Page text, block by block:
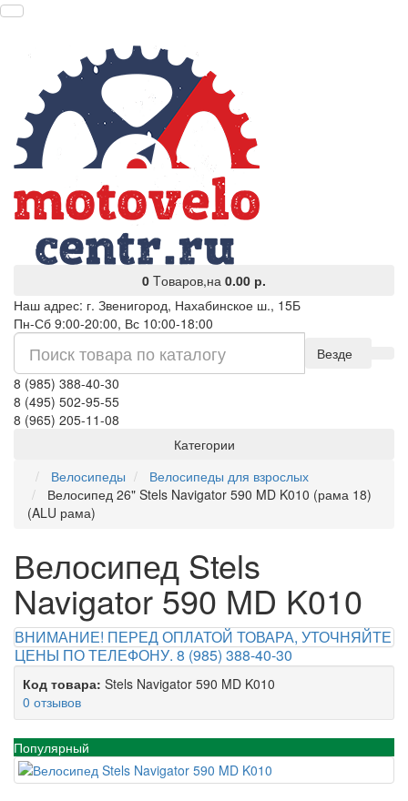
0 Tоваров,на 0.00 р.
Наш адрес: г. Звенигород, Нахабинское ш., 15Б
Пн-Сб 9:00-20:00, Вс 10:00-18:00
Везде
8 (985) 388-40-30
8 (495) 502-95-55
8 (965) 205-11-08
Категории
Велосипеды
Велосипеды для взрослых
Велосипед 26" Stels Navigator 590 MD K010 (рама 18)
(ALU рама)
Велосипед Stels
Navigator 590 MD K010
ВНИМАНИЕ! ПЕРЕД ОПЛАТОЙ ТОВАРА, УТОЧНЯЙТЕ
ЦЕНЫ ПО ТЕЛЕФОНУ. 8 (985) 388-40-30
Код товара: Stels Navigator 590 MD K010
0 отзывов
Популярный